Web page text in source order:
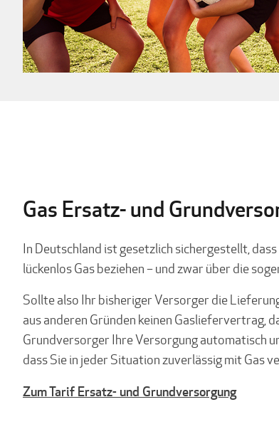
Gas Ersatz- und
In Deutschland ist gesetzlich sichergestellt,
lückenlos Gas beziehen – und zwar über die
Sollte also Ihr bisheriger Versorger die
aus anderen Gründen keinen Gasliefervertrag,
Grundversorger Ihre Versorgung automatisch
dass Sie in jeder Situation zuverlässig mit Gas
Zum Tarif Ersatz- und Grundversorgung